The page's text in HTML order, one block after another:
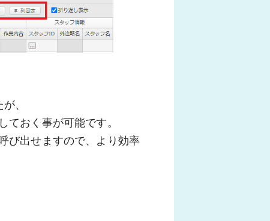
、
おく事が可能です。
び出せますので、より効率